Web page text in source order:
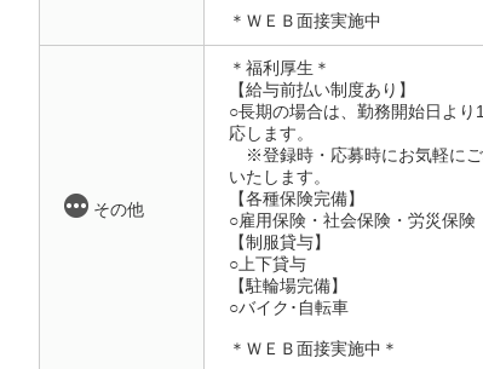
＊ＷＥＢ面接実施中
その他
＊福利厚生＊
【給与前払い制度あり】
○長期の場合は、勤務開始日よ
応します。
※登録時・応募時にお気軽にご
いたします。
【各種保険完備】
○雇用保険・社会保険・労災保険
【制服貸与】
○上下貸与
【駐輪場完備】
○バイク･自転車
＊ＷＥＢ面接実施中＊